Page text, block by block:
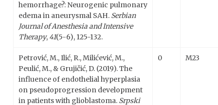
hemorrhage?: Neurogenic pulmonary
edema in aneurysmal SAH. Serbian
Journal of Anesthesia and Intensive
Therapy, 41(5-6), 125-132.
Petrović, M., Ilić, R., Milićević, M.,
Peulić, M., & Grujičić, D. (2019). The
influence of endothelial hyperplasia
on pseudoprogression development
in patients with glioblastoma. Srpski
0 M23